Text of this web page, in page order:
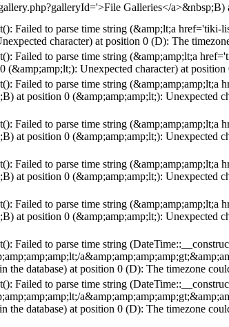
Galleries</a>&nbsp;B)
Failed to parse time string (&amp;lt;a
character) at position 0 (D): The
Failed to parse time string (&amp;amp;lt;a
Unexpected character) at
Failed to parse time string
at position 0 (&amp;amp;amp;lt;): Unexpected
Failed to parse time string
at position 0 (&amp;amp;amp;lt;): Unexpected
Failed to parse time string
at position 0 (&amp;amp;amp;lt;): Unexpected
Failed to parse time string
at position 0 (&amp;amp;amp;lt;): Unexpected
Failed to parse time string
database) at position 0 (D): The timezone
Failed to parse time string
database) at position 0 (D): The timezone